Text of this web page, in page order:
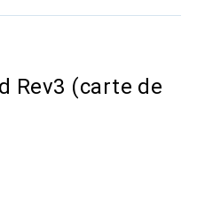
Rev3 (carte de